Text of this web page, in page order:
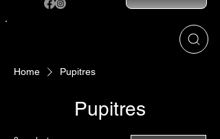
Home Pupitres
Pupitres